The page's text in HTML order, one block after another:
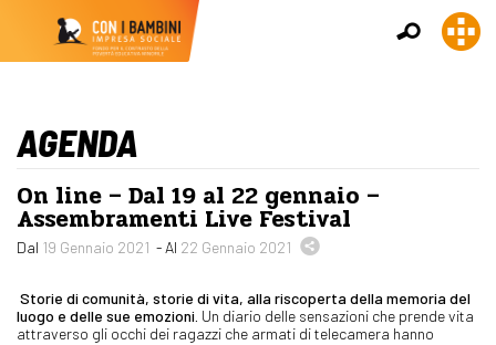
AGENDA
On line – Dal 19 al 22 gennaio –
Assembramenti Live Festival
Dal 19 Gennaio 2021 - Al 22 Gennaio 2021
Storie di comunità, storie di vita, alla riscoperta della memoria del
luogo e delle sue emozioni. Un diario delle sensazioni che prende vita
attraverso gli occhi dei ragazzi che armati di telecamera hanno